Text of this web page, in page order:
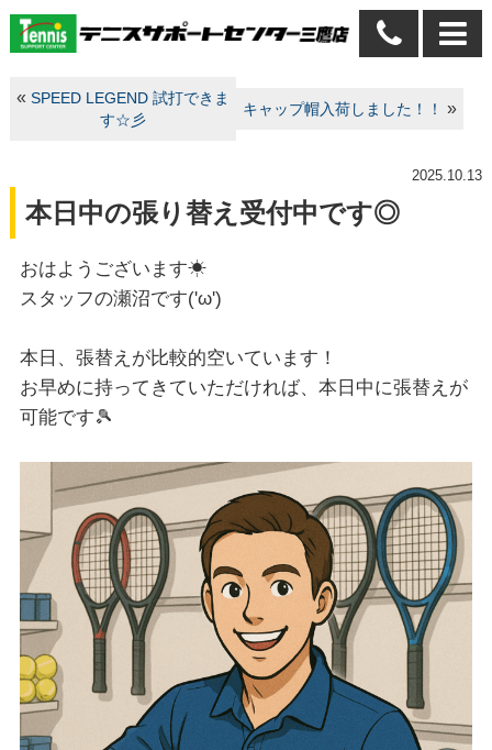
«SPEED LEGEND 試打できま
す☆彡
キャップ帽入荷しました！！ »
2025.10.13
本日中の張り替え受付中です◎
おはようございます☀
スタッフの瀬沼です('ω')
本日、張替えが比較的空いています！
お早めに持ってきていただければ、本日中に張替えが
可能です🎾